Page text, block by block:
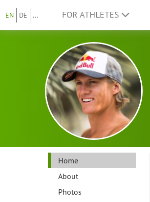
EN DE ... FOR ATHLETES
Home
About
Photos